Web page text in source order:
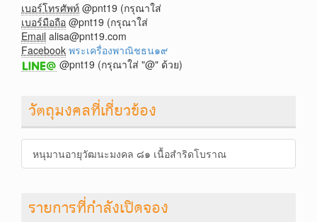
เบอร์โทรศัพท์ @pnt19 (กรุณาใส่
เบอร์มือถือ @pnt19 (กรุณาใส่
Email alisa@pnt19.com
Facebook พระเครื่องพาณิชธน๑๙
@pnt19 (กรุณาใส่ "@" ด้วย)
วัตถุมงคลที่เกี่ยวข้อง
หนุมานอายุวัฒนะมงคล ๘๑ เนื้อสำริดโบราณ
รายการที่กำลังเปิดจอง